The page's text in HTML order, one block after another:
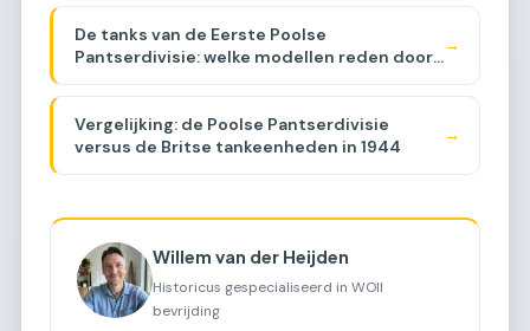
De tanks van de Eerste Poolse
Pantserdivisie: welke modellen reden door
→
Vergelijking: de Poolse Pantserdivisie
versus de Britse tankeenheden in 1944
→
Willem van der Heijden
Historicus gespecialiseerd in WOII
bevrijding